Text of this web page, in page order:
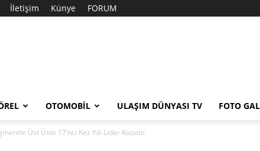
İletişim Künye FORUM
OTOMOBIL ULAŞIM DÜNYASI TV FOTO
Üst Üste 17’nci Kez Yılı Lider Kapattı